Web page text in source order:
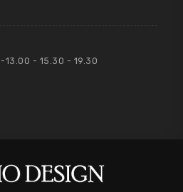
13.00 - 15.30 - 19.30